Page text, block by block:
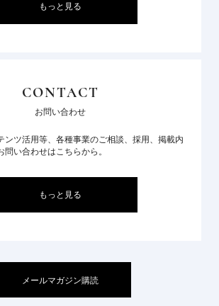
もっと見る
CONTACT
お問い合わせ
ンツ活用等、各種事業のご相談、採用、掲載内
問い合わせはこちらから。
もっと見る
メールマガジン購読